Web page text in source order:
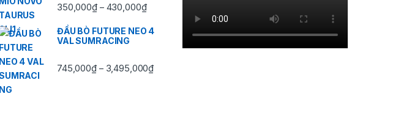
từ 19,000₫ đến 2,300,000₫
350,000₫ – 430,000₫Khoảng giá: từ 350,000₫ đến 430,000₫
ĐẦU BÒ FUTURE NEO 4
VAL SUMRACING
745,000₫ – 3,495,000₫Khoảng giá: từ 745,000₫ đến 3,495,000₫